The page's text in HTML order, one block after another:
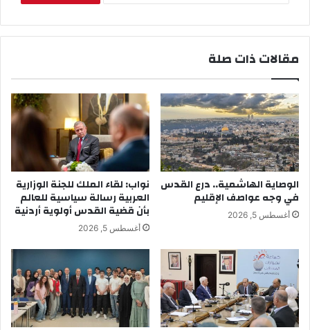
مقالات ذات صلة
الوصاية الهاشمية.. درع القدس
في وجه عواصف الإقليم
أغسطس 5, 2026
نواب: لقاء الملك للجنة الوزارية
العربية رسالة سياسية للعالم
بأن قضية القدس أولوية أردنية
أغسطس 5, 2026